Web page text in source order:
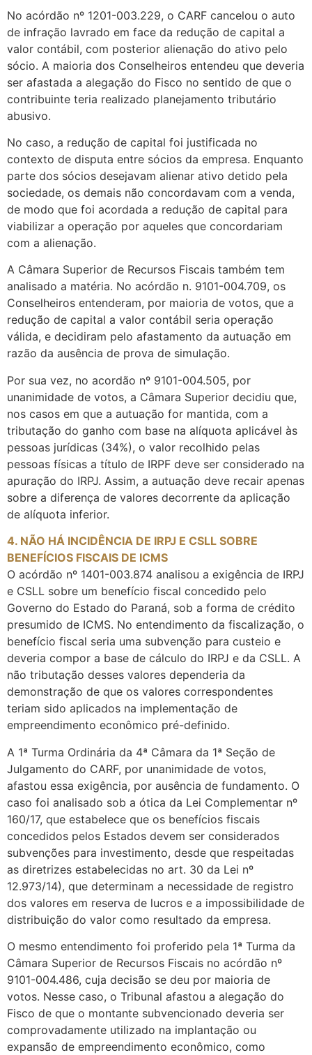
No acórdão nº 1201-003.229, o CARF cancelou o auto
de infração lavrado em face da redução de capital a
valor contábil, com posterior alienação do ativo pelo
sócio. A maioria dos Conselheiros entendeu que deveria
ser afastada a alegação do Fisco no sentido de que o
contribuinte teria realizado planejamento tributário
abusivo.
No caso, a redução de capital foi justificada no
contexto de disputa entre sócios da empresa. Enquanto
parte dos sócios desejavam alienar ativo detido pela
sociedade, os demais não concordavam com a venda,
de modo que foi acordada a redução de capital para
viabilizar a operação por aqueles que concordariam
com a alienação.
A Câmara Superior de Recursos Fiscais também tem
analisado a matéria. No acórdão n. 9101-004.709, os
Conselheiros entenderam, por maioria de votos, que a
redução de capital a valor contábil seria operação
válida, e decidiram pelo afastamento da autuação em
razão da ausência de prova de simulação.
Por sua vez, no acordão nº 9101-004.505, por
unanimidade de votos, a Câmara Superior decidiu que,
nos casos em que a autuação for mantida, com a
tributação do ganho com base na alíquota aplicável às
pessoas jurídicas (34%), o valor recolhido pelas
pessoas físicas a título de IRPF deve ser considerado na
apuração do IRPJ. Assim, a autuação deve recair apenas
sobre a diferença de valores decorrente da aplicação
de alíquota inferior.
4. NÃO HÁ INCIDÊNCIA DE IRPJ E CSLL SOBRE
BENEFÍCIOS FISCAIS DE ICMS
O acórdão nº 1401-003.874 analisou a exigência de IRPJ
e CSLL sobre um benefício fiscal concedido pelo
Governo do Estado do Paraná, sob a forma de crédito
presumido de ICMS. No entendimento da fiscalização, o
benefício fiscal seria uma subvenção para custeio e
deveria compor a base de cálculo do IRPJ e da CSLL. A
não tributação desses valores dependeria da
demonstração de que os valores correspondentes
teriam sido aplicados na implementação de
empreendimento econômico pré-definido.
A 1ª Turma Ordinária da 4ª Câmara da 1ª Seção de
Julgamento do CARF, por unanimidade de votos,
afastou essa exigência, por ausência de fundamento. O
caso foi analisado sob a ótica da Lei Complementar nº
160/17, que estabelece que os benefícios fiscais
concedidos pelos Estados devem ser considerados
subvenções para investimento, desde que respeitadas
as diretrizes estabelecidas no art. 30 da Lei nº
12.973/14), que determinam a necessidade de registro
dos valores em reserva de lucros e a impossibilidade de
distribuição do valor como resultado da empresa.
O mesmo entendimento foi proferido pela 1ª Turma da
Câmara Superior de Recursos Fiscais no acórdão nº
9101-004.486, cuja decisão se deu por maioria de
votos. Nesse caso, o Tribunal afastou a alegação do
Fisco de que o montante subvencionado deveria ser
comprovadamente utilizado na implantação ou
expansão de empreendimento econômico, como